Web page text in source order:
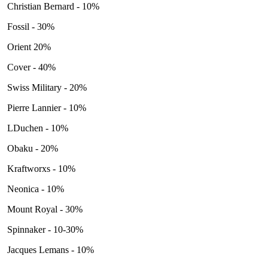
Christian Bernard - 10%
Fossil - 30%
Orient 20%
Cover - 40%
Swiss Military - 20%
Pierre Lannier - 10%
LDuchen - 10%
Obaku - 20%
Kraftworxs - 10%
Neonica - 10%
Mount Royal - 30%
Spinnaker - 10-30%
Jacques Lemans - 10%